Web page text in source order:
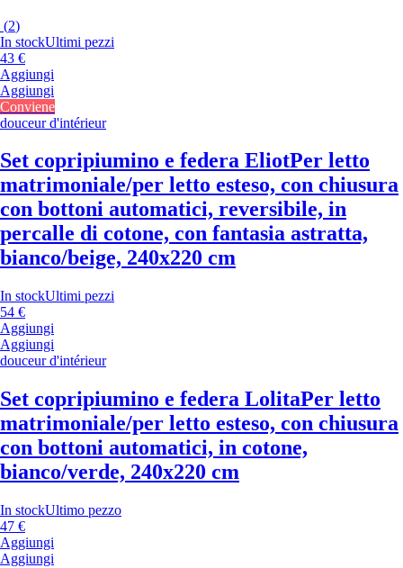
(2)
In stockUltimi pezzi
43 €
Aggiungi
Aggiungi
Conviene
douceur d'intérieur
Set copripiumino e federa EliotPer letto
matrimoniale/per letto esteso, con chiusura
con bottoni automatici, reversibile, in
percalle di cotone, con fantasia astratta,
bianco/beige, 240x220 cm
In stockUltimi pezzi
54 €
Aggiungi
Aggiungi
douceur d'intérieur
Set copripiumino e federa LolitaPer letto
matrimoniale/per letto esteso, con chiusura
con bottoni automatici, in cotone,
bianco/verde, 240x220 cm
In stockUltimo pezzo
47 €
Aggiungi
Aggiungi